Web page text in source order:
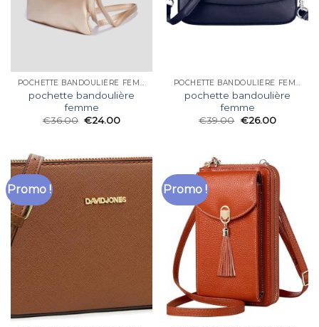
POCHETTE BANDOULIÈRE FEMME
pochette bandoulière
femme
€36.00 €24.00
POCHETTE BANDOULIÈRE FEMME
pochette bandoulière
femme
€39.00 €26.00
Promo ! Promo !